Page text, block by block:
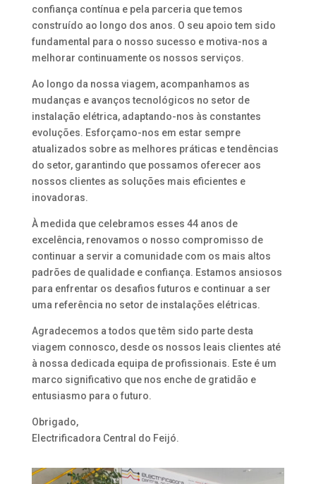
confiança contínua e pela parceria que temos
construído ao longo dos anos. O seu apoio tem sido
fundamental para o nosso sucesso e motiva-nos a
melhorar continuamente os nossos serviços.
Ao longo da nossa viagem, acompanhamos as
mudanças e avanços tecnológicos no setor de
instalação elétrica, adaptando-nos às constantes
evoluções. Esforçamo-nos em estar sempre
atualizados sobre as melhores práticas e tendências
do setor, garantindo que possamos oferecer aos
nossos clientes as soluções mais eficientes e
inovadoras.
À medida que celebramos esses 44 anos de
excelência, renovamos o nosso compromisso de
continuar a servir a comunidade com os mais altos
padrões de qualidade e confiança. Estamos ansiosos
para enfrentar os desafios futuros e continuar a ser
uma referência no setor de instalações elétricas.
Agradecemos a todos que têm sido parte desta
viagem connosco, desde os nossos leais clientes até
à nossa dedicada equipa de profissionais. Este é um
marco significativo que nos enche de gratidão e
entusiasmo para o futuro.
Obrigado,
Electrificadora Central do Feijó.